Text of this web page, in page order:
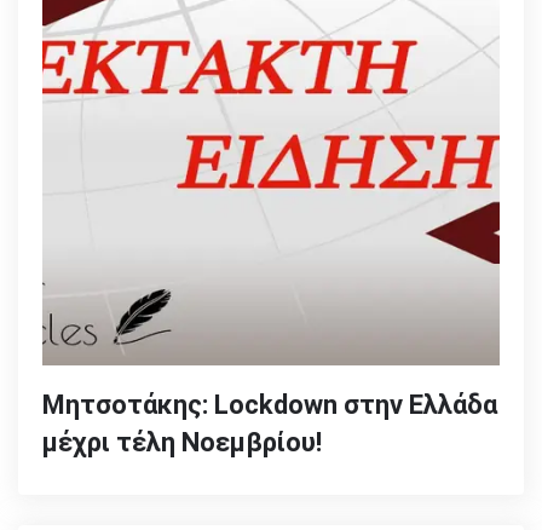
Μητσοτάκης: Lockdown στην Ελλάδα
μέχρι τέλη Νοεμβρίου!